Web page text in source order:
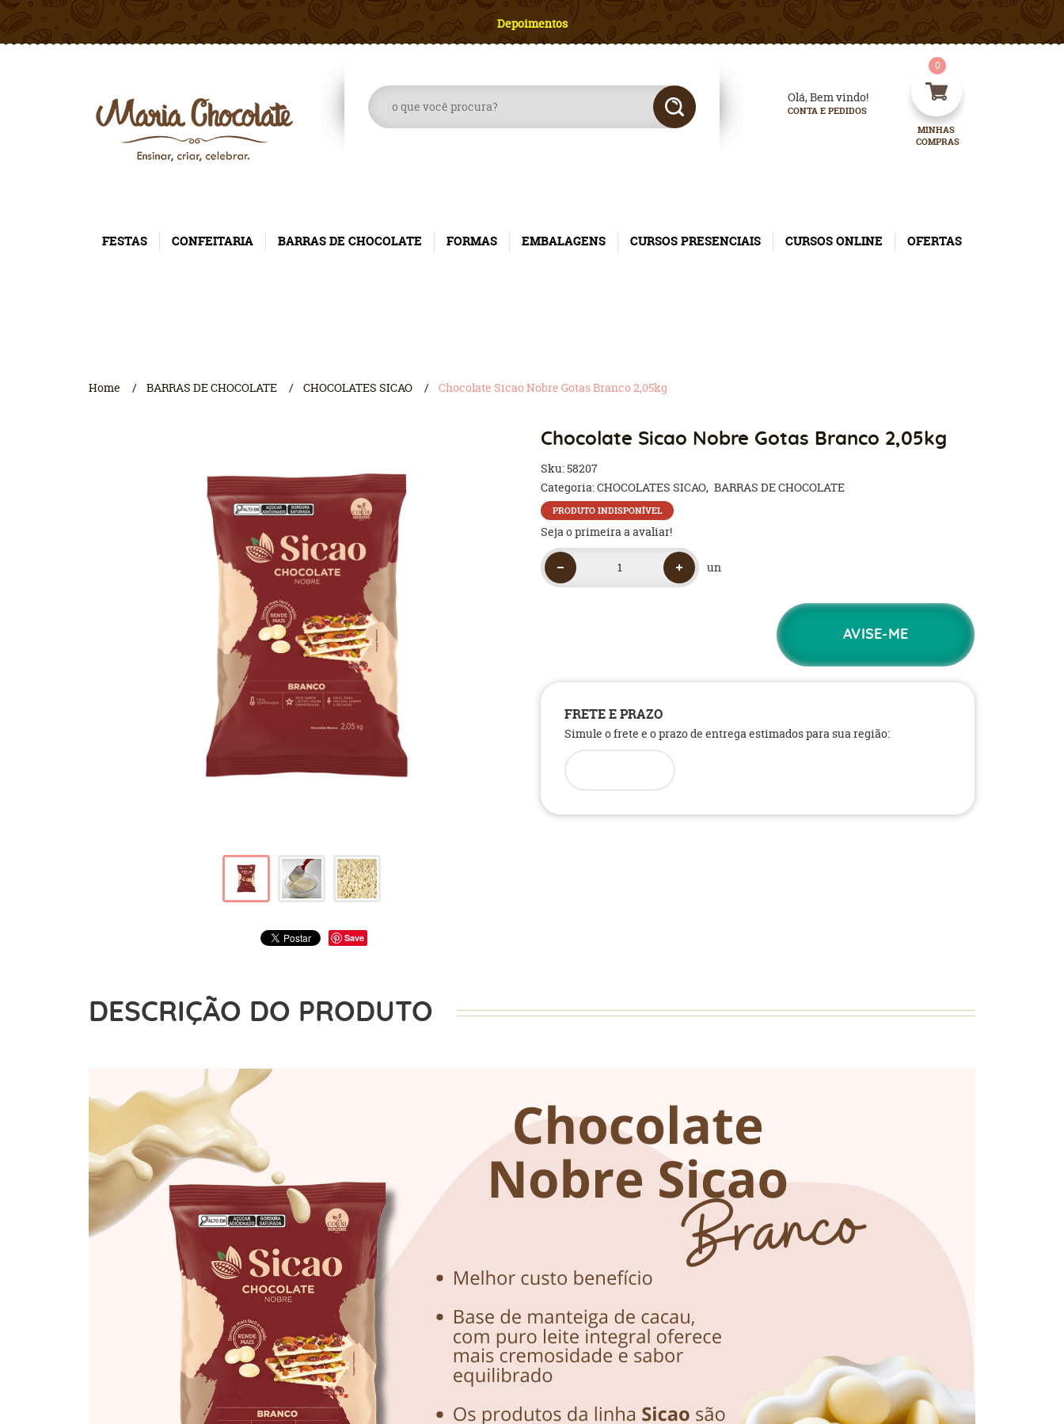
Depoimentos
Olá, Bem vindo!
CONTA E PEDIDOS
MINHAS
COMPRAS
0
FESTAS CONFEITARIA BARRAS DE CHOCOLATE FORMAS EMBALAGENS CURSOS PRESENCIAIS CURSOS ONLINE OFERTAS
Home BARRAS DE CHOCOLATE CHOCOLATES SICAO Chocolate Sicao Nobre Gotas Branco 2,05kg
Save
Chocolate Sicao Nobre Gotas Branco 2,05kg
Sku:58207
Categoria:CHOCOLATES SICAO BARRAS DE CHOCOLATE
PRODUTO INDISPONÍVEL
Seja o primeira a avaliar!
un
AVISE-ME
FRETE E PRAZO
Simule o frete e o prazo de entrega estimados para sua região:
DESCRIÇÃO DO PRODUTO